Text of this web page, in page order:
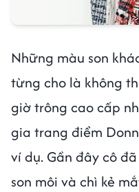
Những màu son
từng cho là không
giờ trông cao cấp
gia trang điểm
ví dụ. Gần đây cô
son môi và chì kẻ